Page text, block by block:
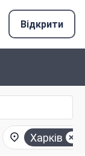
Відкрити
Харків